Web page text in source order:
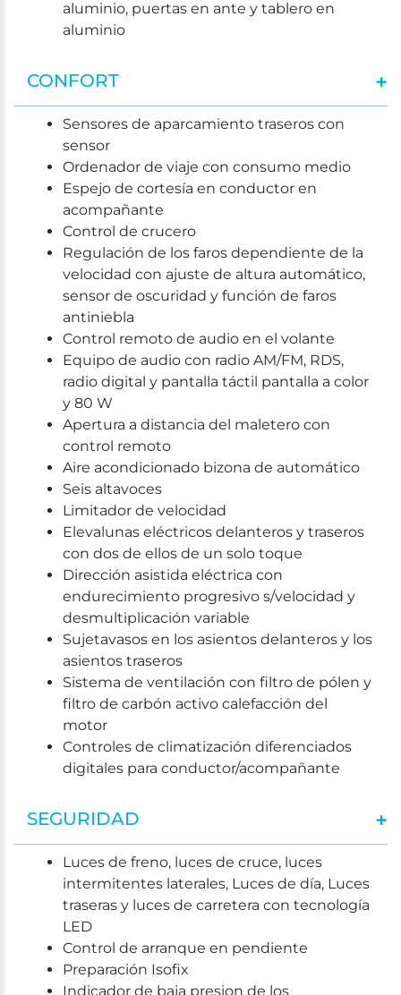
aluminio, puertas en ante y tablero en
aluminio
CONFORT
Sensores de aparcamiento traseros con
sensor
Ordenador de viaje con consumo medio
Espejo de cortesía en conductor en
acompañante
Control de crucero
Regulación de los faros dependiente de la
velocidad con ajuste de altura automático,
sensor de oscuridad y función de faros
antiniebla
Control remoto de audio en el volante
Equipo de audio con radio AM/FM, RDS,
radio digital y pantalla táctil pantalla a color
y 80 W
Apertura a distancia del maletero con
control remoto
Aire acondicionado bizona de automático
Seis altavoces
Limitador de velocidad
Elevalunas eléctricos delanteros y traseros
con dos de ellos de un solo toque
Dirección asistida eléctrica con
endurecimiento progresivo s/velocidad y
desmultiplicación variable
Sujetavasos en los asientos delanteros y los
asientos traseros
Sistema de ventilación con filtro de pólen y
filtro de carbón activo calefacción del
motor
Controles de climatización diferenciados
digitales para conductor/acompañante
SEGURIDAD
Luces de freno, luces de cruce, luces
intermitentes laterales, Luces de día, Luces
traseras y luces de carretera con tecnología
LED
Control de arranque en pendiente
Preparación Isofix
Indicador de baja presion de los